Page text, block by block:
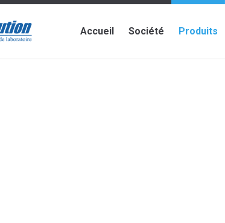
Accueil Société Produits